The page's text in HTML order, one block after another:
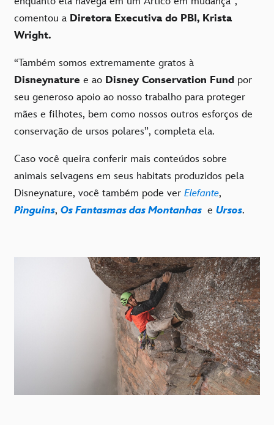
comentou a Diretora Executiva do PBI, Krista
Wright.
“Também somos extremamente gratos à
Disneynature e ao Disney Conservation Fund por
seu generoso apoio ao nosso trabalho para proteger
mães e filhotes, bem como nossos outros esforços de
conservação de ursos polares”, completa ela.
Caso você queira conferir mais conteúdos sobre
animais selvagens em seus habitats produzidos pela
Disneynature, você também pode ver Elefante,
Pinguins, Os Fantasmas das Montanhas e Ursos.